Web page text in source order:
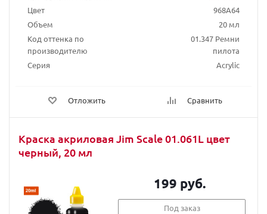
Цвет
968A64
Объем
20 мл
Код оттенка по
производителю
01.347 Ремни
пилота
Серия
Acrylic
Отложить Сравнить
Краска акриловая Jim Scale 01.061L цвет
черный, 20 мл
199 руб.
Под заказ